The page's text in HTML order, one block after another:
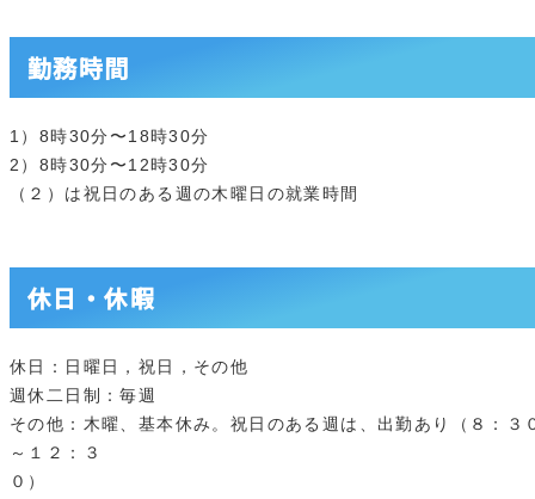
勤務時間
1）8時30分〜18時30分
2）8時30分〜12時30分
（２）は祝日のある週の木曜日の就業時間
休日・休暇
休日：日曜日，祝日，その他
週休二日制：毎週
その他：木曜、基本休み。祝日のある週は、出勤あり（８：３
～１２：３
０）